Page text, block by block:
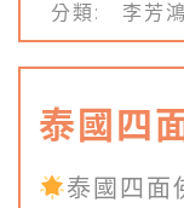
分類: 李芳
泰國四
泰國四面